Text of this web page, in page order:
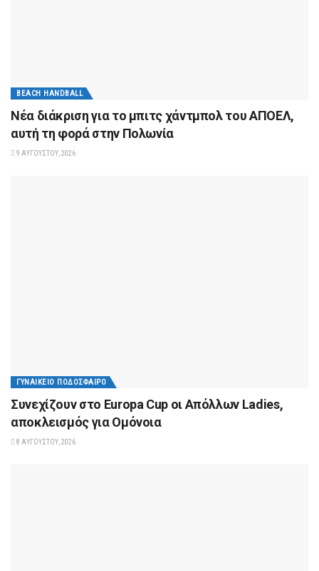
BEACH HANDBALL
Νέα διάκριση για το μπιτς χάντμπολ του ΑΠΟΕΛ,
αυτή τη φορά στην Πολωνία
9 ΑΥΓΟΎΣΤΟΥ, 2026
ΓΥΝΑΙΚΕΊΟ ΠΟΔΌΣΦΑΙΡΟ
Συνεχίζουν στο Europa Cup οι Aπόλλων Ladies,
αποκλεισμός για Ομόνοια
8 ΑΥΓΟΎΣΤΟΥ, 2026